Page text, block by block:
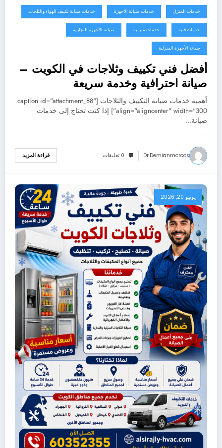
خدمات المنزل خدمات صيانة الأجهزة خدمات صيانة تكييف الهواء والثلجات
خدمات فنية خدمات منزلية صيانة الأجهزة التجارية
صيانة الأجهزة المنزلية
أفضل فني تكييف وثلاجات في الكويت –
صيانة احترافية وخدمة سريعة
60352355
أهمية خدمات صيانة التكييف والثلاجات [caption id="attachment_88"
align="aligncenter" width="300"] إذا كنت تحتاج إلى خدمات
صيانة…
Dr.demianmorcos 0 تعليقات قراءة المزيد
يونيو 20, 2026